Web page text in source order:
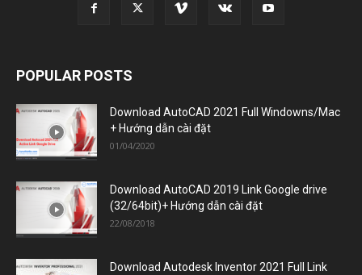
POPULAR POSTS
Download AutoCAD 2021 Full Windowns/Mac
+ Hướng dẫn cài đặt
01/04/2020
Download AutoCAD 2019 Link Google drive
(32/64bit)+ Hướng dẫn cài đặt
22/08/2018
Download Autodesk Inventor 2021 Full Link